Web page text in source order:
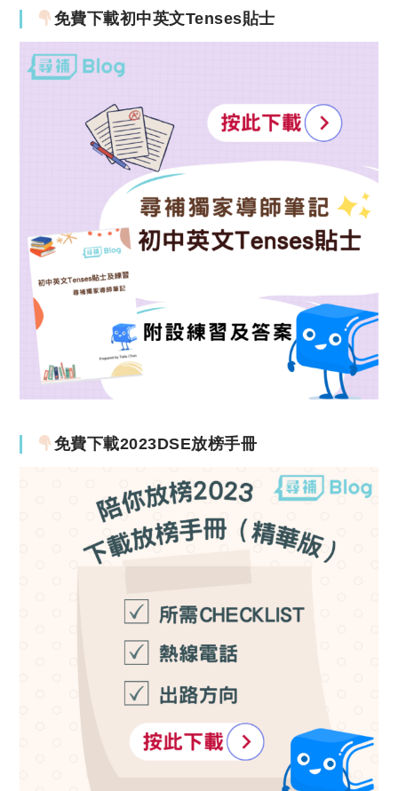
免費下載初中英文Tenses貼士
免費下載2023DSE放榜手冊